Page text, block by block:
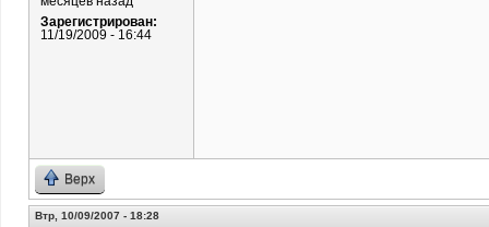
Зарегистрирован:
11/19/2009 - 16:44
Верх
Втр, 10/09/2007 - 18:28